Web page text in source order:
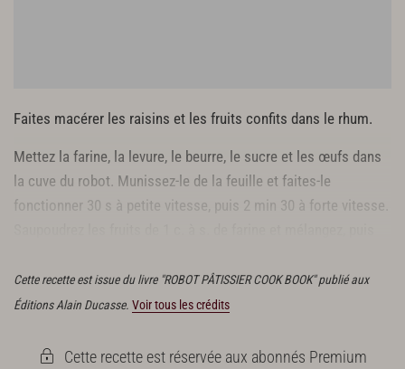
Faites macérer les raisins et les fruits confits dans le rhum.
Mettez la farine, la levure, le beurre, le sucre et les œufs dans
la cuve du robot. Munissez-le de la feuille et faites-le
fonctionner 30 s à petite vitesse, puis 2 min 30 à forte vitesse.
Cette recette est issue du livre "ROBOT PÂTISSIER COOK BOOK" publié aux
Éditions Alain Ducasse. Voir tous les crédits
Cette recette est réservée aux abonnés Premium